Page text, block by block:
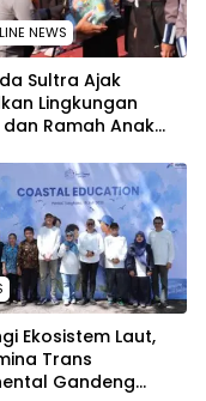
NEWS
Sultra Ajak
Lingkungan
Ramah Anak
2026
Ekosistem Laut,
Trans
Gandeng